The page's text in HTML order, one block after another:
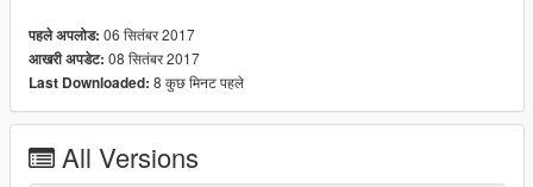
-and so on
===============================================
Thanks（感谢）: AP-MASSA MC 零贰 新疆车神 闭门造车 13k
forget [YCA]aige
and other people who have helped me
===============================================
पहले अपलोड: 06 सितंबर 2017
आखरी अपडेट: 08 सितंबर 2017
Last Downloaded: 8 कुछ मिनट पहले
All Versions